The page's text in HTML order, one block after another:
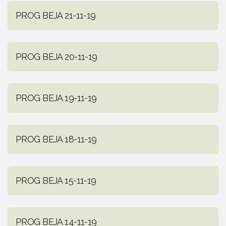
PROG BEJA 21-11-19
PROG BEJA 20-11-19
PROG BEJA 19-11-19
PROG BEJA 18-11-19
PROG BEJA 15-11-19
PROG BEJA 14-11-19